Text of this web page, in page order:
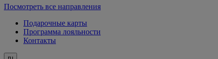
Посмотреть все направления
Подарочные карты
Программа лояльности
Контакты